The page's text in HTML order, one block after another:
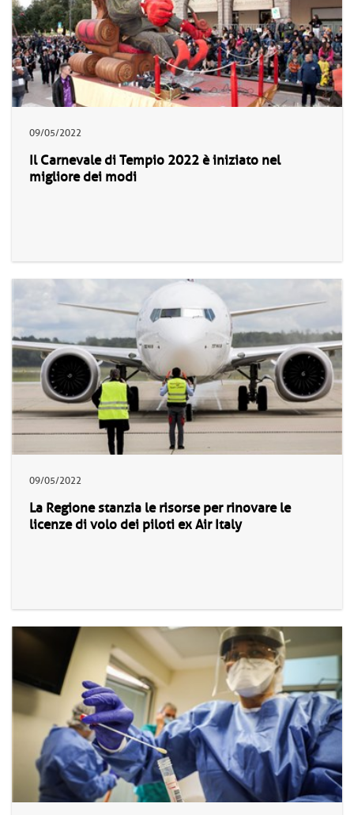
09/05/2022
Il Carnevale di Tempio 2022 è iniziato nel
migliore dei modi
09/05/2022
La Regione stanzia le risorse per rinovare le
licenze di volo dei piloti ex Air Italy